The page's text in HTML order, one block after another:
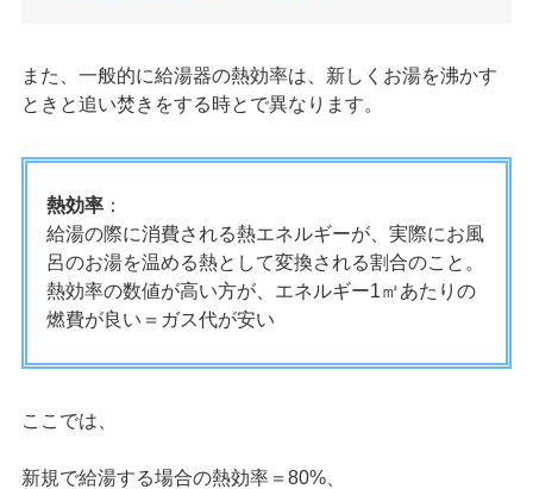
また、一般的に給湯器の熱効率は、新しくお湯を沸かす
ときと追い焚きをする時とで異なります。
熱効率：
給湯の際に消費される熱エネルギーが、実際にお風
呂のお湯を温める熱として変換される割合のこと。
熱効率の数値が高い方が、エネルギー1㎥あたりの
燃費が良い＝ガス代が安い
ここでは、
新規で給湯する場合の熱効率＝80%、